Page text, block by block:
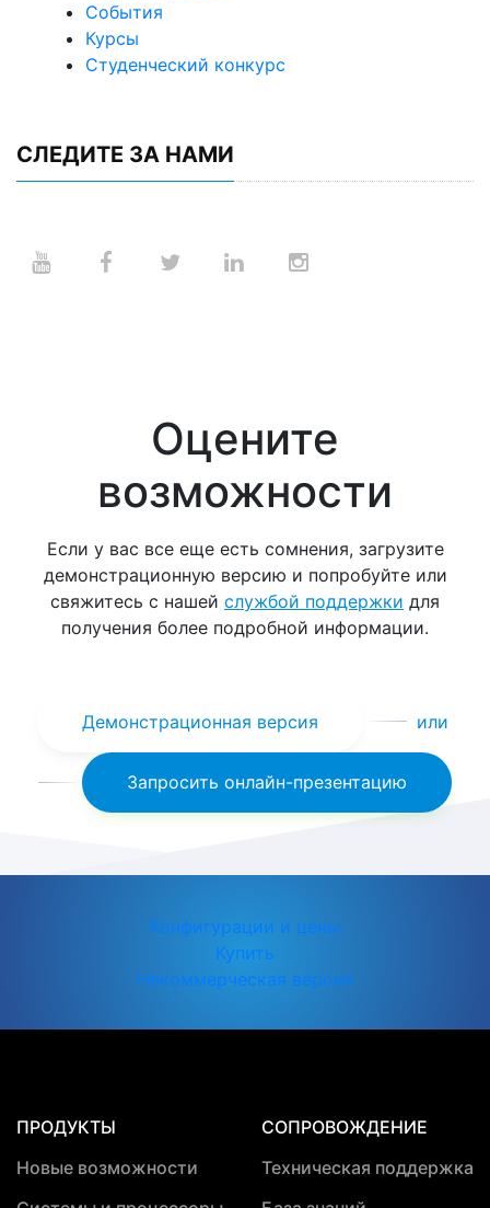
События
Курсы
Студенческий конкурс
СЛЕДИТЕ ЗА НАМИ
Оцените
возможности
Если у вас все еще есть сомнения, загрузите
демонстрационную версию и попробуйте или
свяжитесь с нашей службой поддержки для
получения более подробной информации.
Демонстрационная версия или
Запросить онлайн-презентацию
Конфигурации и цены
Купить
Некоммерческая версия
ПРОДУКТЫ
Новые возможности
СОПРОВОЖДЕНИЕ
Техническая поддержка